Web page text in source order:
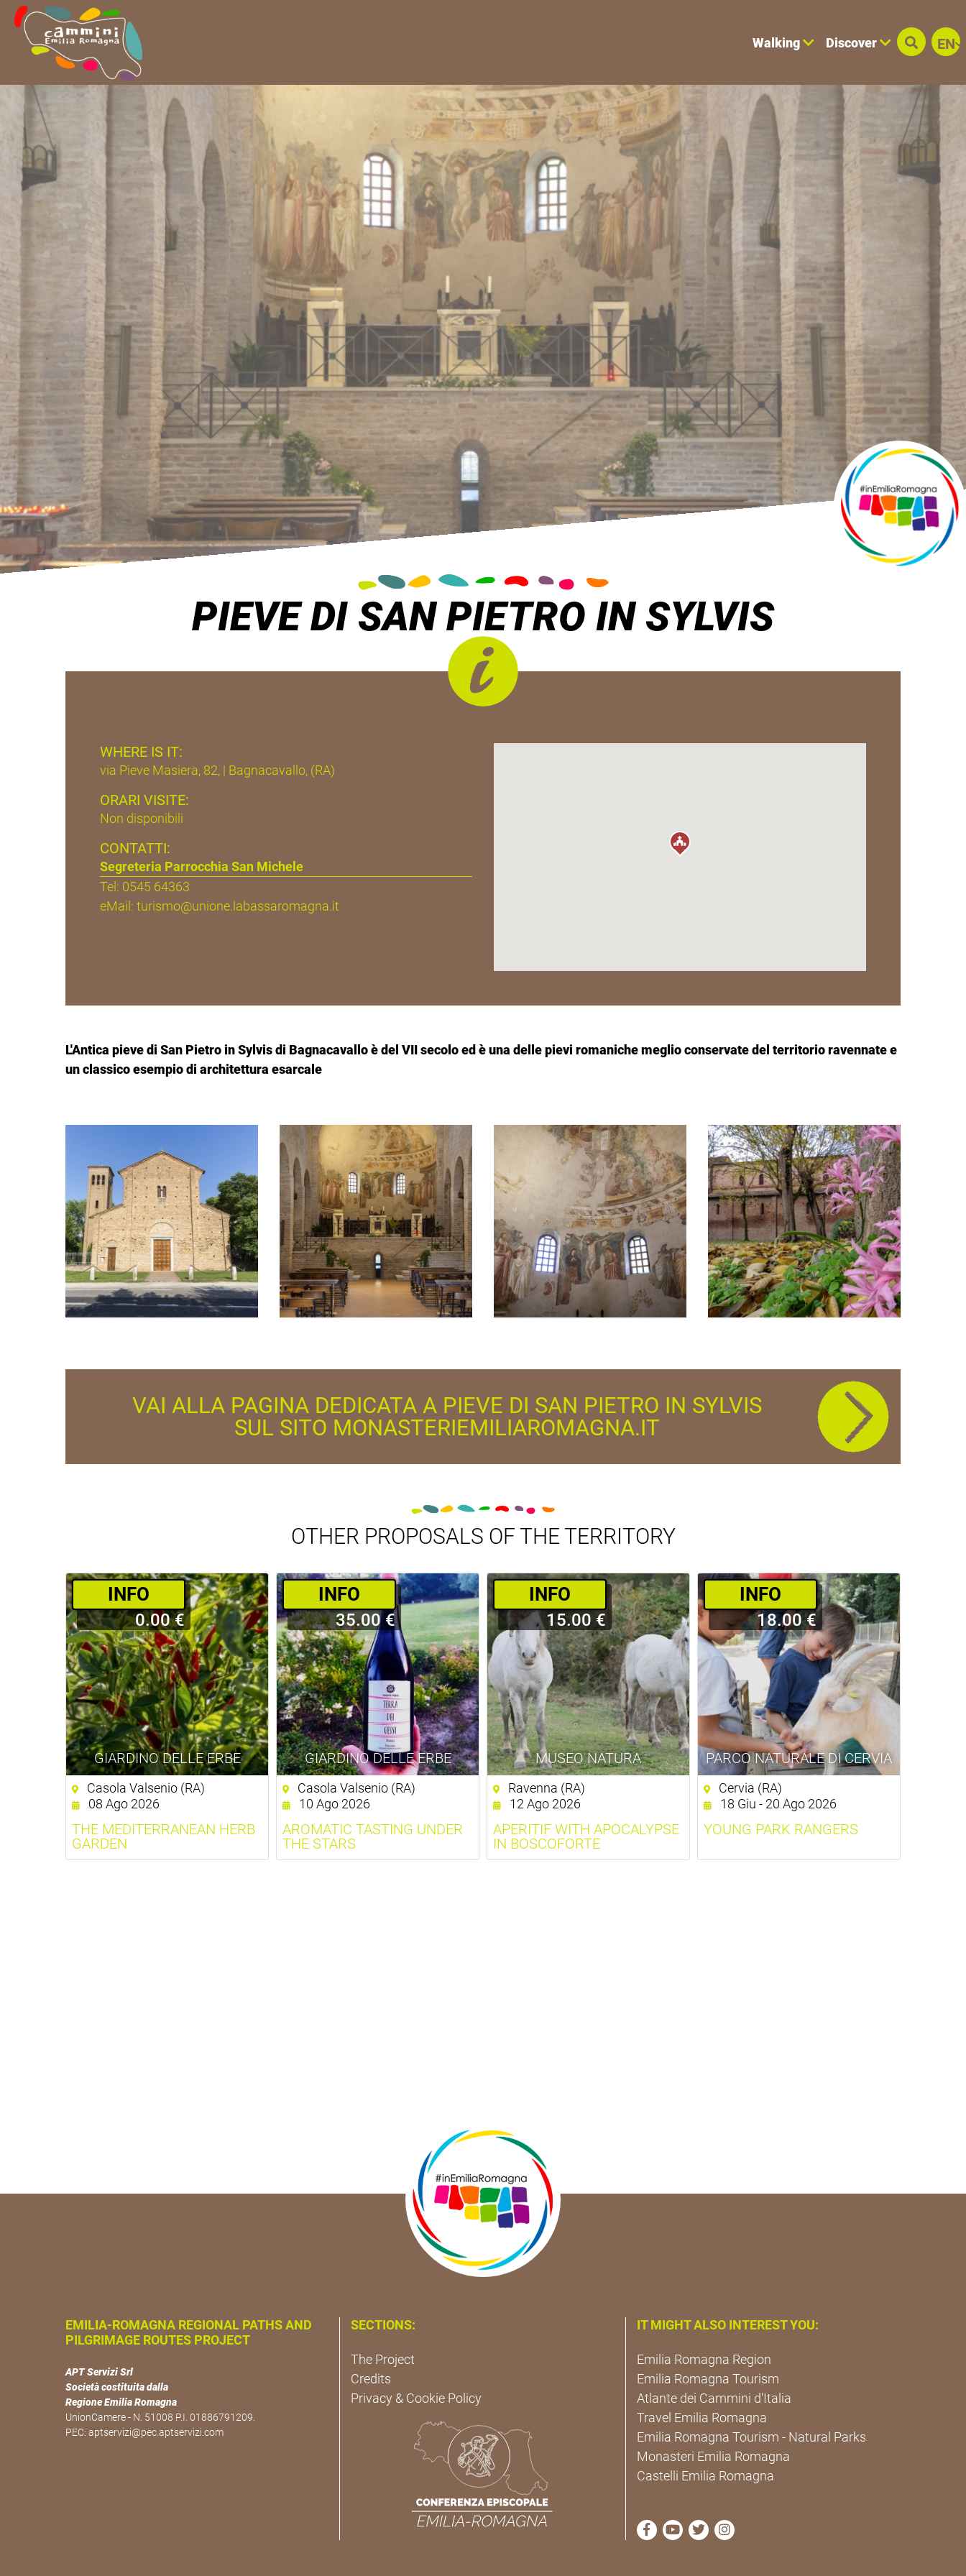
Walking Discover EN
PIEVE DI SAN PIETRO IN SYLVIS
WHERE IS IT:
via Pieve Masiera, 82, | Bagnacavallo, (RA)
ORARI VISITE:
Non disponibili
CONTATTI:
Segreteria Parrocchia San Michele
Tel: 0545 64363
eMail: turismo@unione.labassaromagna.it
L'Antica pieve di San Pietro in Sylvis di Bagnacavallo è del VII secolo ed è una delle pievi romaniche meglio conservate del territorio ravennate e
un classico esempio di architettura esarcale
VAI ALLA PAGINA DEDICATA A PIEVE DI SAN PIETRO IN SYLVIS
SUL SITO MONASTERIEMILIAROMAGNA.IT
OTHER PROPOSALS OF THE TERRITORY
GIARDINO DELLE ERBE
­INFO
0.00 €
Casola Valsenio (RA)
08 Ago 2026
THE MEDITERRANEAN HERB
GARDEN
GIARDINO DELLE ERBE
­INFO
35.00 €
Casola Valsenio (RA)
10 Ago 2026
AROMATIC TASTING UNDER
THE STARS
MUSEO NATURA
­INFO
15.00 €
Ravenna (RA)
12 Ago 2026
APERITIF WITH APOCALYPSE
IN BOSCOFORTE
PARCO NATURALE DI CERVIA
­INFO
18.00 €
Cervia (RA)
18 Giu - 20 Ago 2026
YOUNG PARK RANGERS
EMILIA-ROMAGNA REGIONAL PATHS AND
PILGRIMAGE ROUTES PROJECT
APT Servizi Srl
Società costituita dalla
Regione Emilia Romagna
UnionCamere - N. 51008 P.I. 01886791209.
PEC: aptservizi@pec.aptservizi.com
SECTIONS:
The Project
Credits
Privacy & Cookie Policy
IT MIGHT ALSO INTEREST YOU:
Emilia Romagna Region
Emilia Romagna Tourism
Atlante dei Cammini d'Italia
Travel Emilia Romagna
Emilia Romagna Tourism - Natural Parks
Monasteri Emilia Romagna
Castelli Emilia Romagna
visit Cammini Emilia-Romagna Facebook profile page
visit Cammini Emilia-Romagna YouTube profile
visit Cammini Emilia-Romagna Twitter profile
visit Cammini Emilia-Romagna